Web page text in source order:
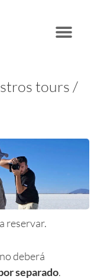
tours /
reservar.
deberá
separado.